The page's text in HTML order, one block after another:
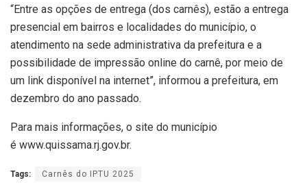
“Entre as opções de entrega (dos carnês), estão a entrega
presencial em bairros e localidades do município, o
atendimento na sede administrativa da prefeitura e a
possibilidade de impressão online do carnê, por meio de
um link disponível na internet”, informou a prefeitura, em
dezembro do ano passado.
Para mais informações, o site do município
é www.quissama.rj.gov.br.
Tags: Carnês do IPTU 2025